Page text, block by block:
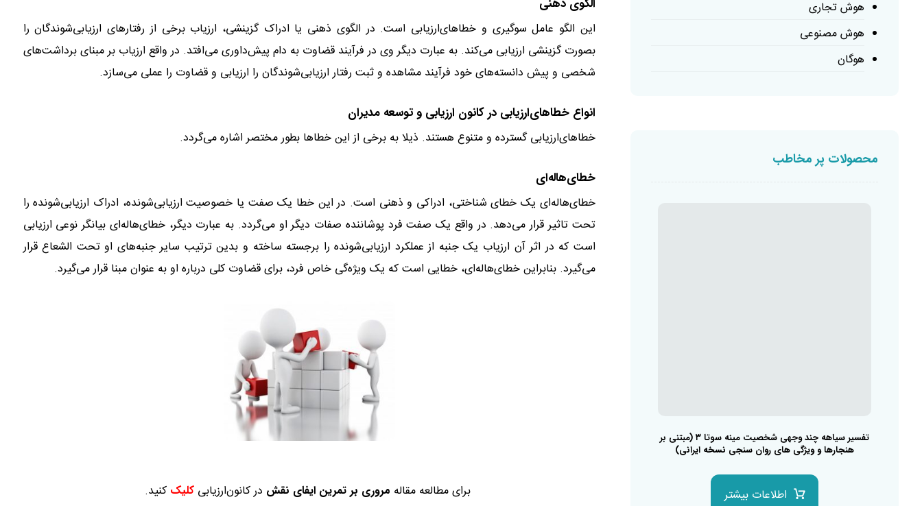
الگوی ذهنی
این الگو عامل سوگیری و خطاهای‌ارزیابی است. در الگوی ذهنی یا ادراک گزینشی، ارزیاب برخی از رفتارهای ارزیابی‌شوندگان را
بصورت گزینشی ارزیابی می‌کند. به عبارت دیگر وی در فرآیند قضاوت به دام پیش‌داوری می‌افتد. در واقع ارزیاب بر مبنای برداشت‌های
شخصی و پیش دانسته‌های خود فرآیند مشاهده و ثبت رفتار ارزیابی‌شوندگان را ارزیابی و قضاوت را عملی می‌سازد.
انواع خطاهای‌ارزیابی در کانون ارزیابی و توسعه‌ مدیران
خطاهای‌ارزیابی گسترده و متنوع هستند. ذیلا به برخی از این خطاها بطور مختصر اشاره می‌گردد.
خطای‌هاله‌ای
خطای‌هاله‌ای یک خطای شناختی، ادراکی و ذهنی است. در این خطا یک صفت یا خصوصیت ارزیابی‌شونده، ادراک ارزیابی‌شونده را
تحت تاثیر قرار می‌دهد. در واقع یک صفت فرد پوشاننده صفات دیگر او می‌گردد. به عبارت دیگر، خطای‌هاله‌ای بیانگر نوعی ارزیابی
است که در اثر آن ارزیاب یک جنبه از عملکرد ارزیابی‌شونده را برجسته ساخته و بدین ترتیب سایر جنبه‌های او تحت الشعاع قرار
می‌گیرد. بنابراین خطای‌هاله‌ای، خطایی است که یک ویژه‌گی خاص فرد، برای قضاوت کلی درباره او به عنوان مبنا قرار می‌گیرد.
برای مطالعه مقاله مروری بر تمرین ایفای نقش در کانون‌ارزیابی کلیککنید.
هوش تجاری
هوش مصنوعی
هوگان
محصولات پر مخاطب
تفسیر سیاهه چند وجهی شخصیت مینه سوتا ۳ (مبتنی بر
هنجارها و ویژگی های روان سنجی نسخه ایرانی)
اطلاعات بیشتر